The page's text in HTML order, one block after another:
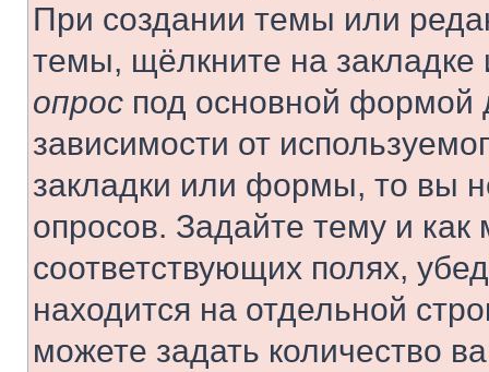
При создании темы или
темы, щёлкните на
опрос под основной формой
зависимости от
закладки или формы, то вы
опросов. Задайте тему и
соответствующих полях,
находится на отдельной
можете задать количество